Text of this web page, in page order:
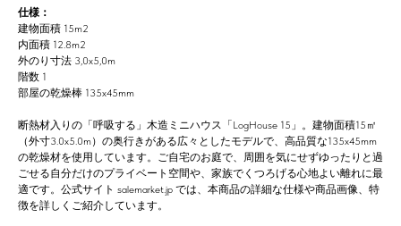
仕様：
建物面積 15m2
内面積 12.8m2
外のり寸法 3,0x5,0m
階数 1
部屋の乾燥棒 135x45mm
断熱材入りの「呼吸する」木造ミニハウス「LogHouse 15」。建物面積15㎡
（外寸3.0x5.0m）の奥行きがある広々としたモデルで、高品質な135x45mm
の乾燥材を使用しています。ご自宅のお庭で、周囲を気にせずゆったりと過
ごせる自分だけのプライベート空間や、家族でくつろげる心地よい離れに最
適です。公式サイト salemarket.jp では、本商品の詳細な仕様や商品画像、特
徴を詳しくご紹介しています。